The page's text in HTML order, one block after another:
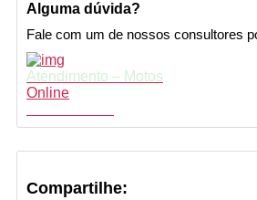
Alguma dúvida?
Fale com um de nossos consultores
Atendimento – Motos
Online
Compartilhe: